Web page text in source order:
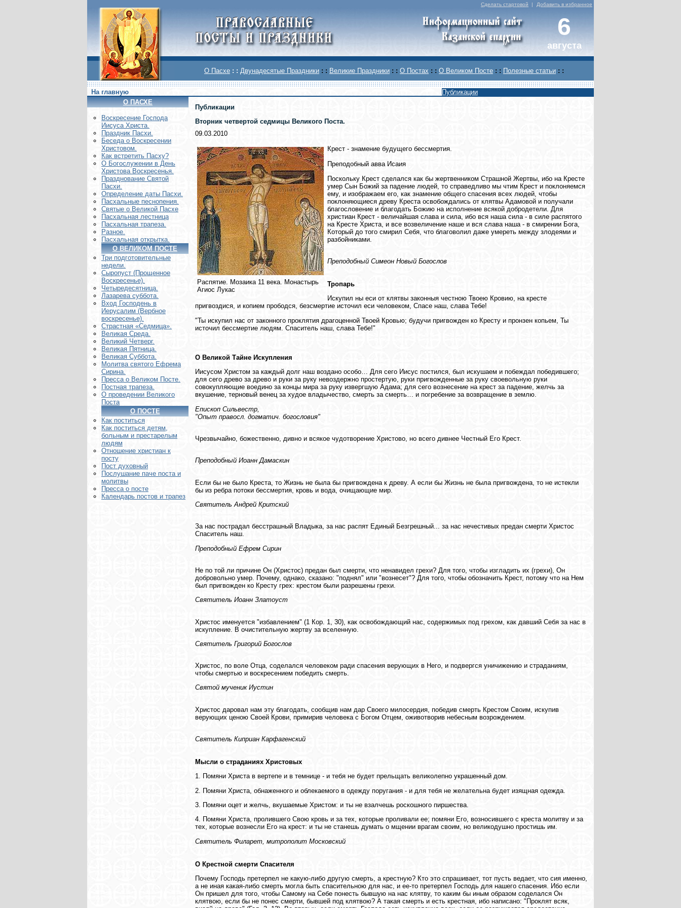
Сделать стартовой | Добавить в избранное
6
августа
О Пасхе : : Двунадесятые Праздники : : Великие Праздники : : О Постах : : О Великом Посте : : Полезные статьи : :
На главную
Публикации
О ПАСХЕ
Воскреcение Господа
Иисуса Христа.
Праздник Пасхи.
Беседа о Воскресении
Христовом.
Как встретить Пасху?
О Богослужении в День
Христова Воскресенья.
Празднование Святой
Пасхи.
Определение даты Пасхи.
Пасхальные песнопения.
Святые о Великой Пасхе
Пасхальная лестница
Пасхальная трапеза.
Разное.
Пасхальная открытка.
О ВЕЛИКОМ ПОСТЕ
Три подготовительные
недели.
Сыропуст (Прощенное
Воскресенье).
Четыредесятница.
Лазарева суббота.
Вход Господень в
Иерусалим (Вербное
воскресенье).
Страстная «Седмица».
Великая Среда.
Великий Четверг.
Великая Пятница.
Великая Суббота.
Молитва святого Ефрема
Сирина.
Пресса о Великом Посте.
Постная трапеза.
О проведении Великого
Поста
О ПОСТЕ
Как поститься
Как поститься детям,
больным и престарелым
людям
Отношение христиан к
посту
Пост духовный
Послушание паче поста и
молитвы
Пресса о посте
Календарь постов и трапез
Публикации
Вторник четвертой седмицы Великого Поста.
09.03.2010
Распятие. Мозаика 11 века. Монастырь
Агиос Лукас
Крест - знамение будущего бессмертия.
Преподобный авва Исаия
Поскольку Крест сделался как бы жертвенником Страшной Жертвы, ибо на Кресте
умер Сын Божий за падение людей, то справедливо мы чтим Крест и поклоняемся
ему, и изображаем его, как знамение общего спасения всех людей, чтобы
поклоняющиеся древу Креста освобождались от клятвы Адамовой и получали
благословение и благодать Божию на исполнение всякой добродетели. Для
христиан Крест - величайшая слава и сила, ибо вся наша сила - в силе распятого
на Кресте Христа, и все возвеличение наше и вся слава наша - в смирении Бога,
Который до того смирил Себя, что благоволил даже умереть между злодеями и
разбойниками.
Преподобный Симеон Новый Богослов
Тропарь
Искупил ны еси от клятвы законныя честною Твоею Кровию, на кресте
пригвоздися, и копием прободся, безсмертие источил еси человеком, Спасе наш, слава Тебе!
"Ты искупил нас от законного проклятия драгоценной Твоей Кровью; будучи пригвожден ко Кресту и пронзен копьем, Ты
источил бессмертие людям. Спаситель наш, слава Тебе!"
О Великой Тайне Искупления
Иисусом Христом за каждый долг наш воздано особо… Для сего Иисус постился, был искушаем и побеждал победившего;
для сего древо за древо и руки за руку невоздержно простертую, руки пригвожденные за руку своевольную руки
совокупляющие воедино за концы мира за руку извергшую Адама; для сего вознесение на крест за падение, желчь за
вкушение, терновый венец за худое владычество, смерть за смерть… и погребение за возвращение в землю.
Епископ Сильвестр,
"Опыт правосл. догматич. богословия"
Чрезвычайно, божественно, дивно и всякое чудотворение Христово, но всего дивнее Честный Его Крест.
Преподобный Иоанн Дамаскин
Если бы не было Креста, то Жизнь не была бы пригвождена к древу. А если бы Жизнь не была пригвождена, то не истекли
бы из ребра потоки бессмертия, кровь и вода, очищающие мир.
Святитель Андрей Критский
За нас пострадал бесстрашный Владыка, за нас распят Единый Безгрешный... за нас нечестивых предан смерти Христос
Спаситель наш.
Преподобный Ефрем Сирин
Не по той ли причине Он (Христос) предан был смерти, что ненавидел грехи? Для того, чтобы изгладить их (грехи), Он
добровольно умер. Почему, однако, сказано: "поднял" или "вознесет"? Для того, чтобы обозначить Крест, потому что на Нем
был пригвожден ко Кресту грех: крестом были разрешены грехи.
Святитель Иоанн Златоуст
Христос именуется "избавлением" (1 Кор. 1, 30), как освобождающий нас, содержимых под грехом, как давший Себя за нас в
искупление. В очистительную жертву за вселенную.
Святитель Григорий Богослов
Христос, по воле Отца, соделался человеком ради спасения верующих в Него, и подвергся уничижению и страданиям,
чтобы смертью и воскресением победить смерть.
Святой мученик Иустин
Христос даровал нам эту благодать, сообщив нам дар Своего милосердия, победив смерть Крестом Своим, искупив
верующих ценою Своей Крови, примирив человека с Богом Отцем, оживотворив небесным возрождением.
Святитель Киприан Карфагенский
Мысли о страданиях Христовых
1. Помяни Христа в вертепе и в темнице - и тебя не будет прельщать великолепно украшенный дом.
2. Помяни Христа, обнаженного и облекаемого в одежду поругания - и для тебя не желательна будет изящная одежда.
3. Помяни оцет и желчь, вкушаемые Христом: и ты не взалчешь роскошного пиршества.
4. Помяни Христа, пролившего Свою кровь и за тех, которые проливали ее; помяни Его, возносившего с креста молитву и за
тех, которые вознесли Его на крест: и ты не станешь думать о мщении врагам своим, но великодушно простишь им.
Святитель Филарет, митрополит Московский
О Крестной смерти Спасителя
Почему Господь претерпел не какую-либо другую смерть, а крестную? Кто это спрашивает, тот пусть ведает, что сия именно,
а не иная какая-либо смерть могла быть спасительною для нас, и ее-то претерпел Господь для нашего спасения. Ибо если
Он пришел для того, чтобы Самому на Себе понесть бывшую на нас клятву, то каким бы иным образом соделался Он
клятвою, если бы не понес смерти, бывшей под клятвою? А такая смерть и есть крестная, ибо написано: "Проклят всяк,